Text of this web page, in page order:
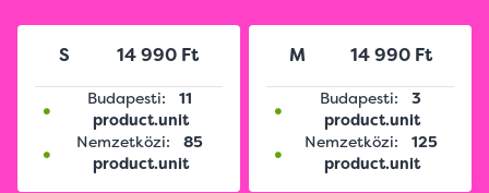
S 14 990 Ft
• Budapesti:
11
product.unit
• Nemzetközi:
85
product.unit
M 14 990 Ft
• Budapesti:
3
product.unit
• Nemzetközi:
125
product.unit